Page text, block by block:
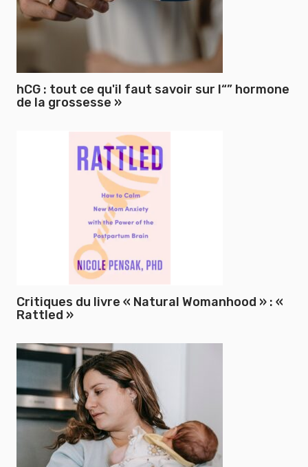
hCG : tout ce qu'il faut savoir sur l“” hormone
de la grossesse »
Critiques du livre « Natural Womanhood » : «
Rattled »